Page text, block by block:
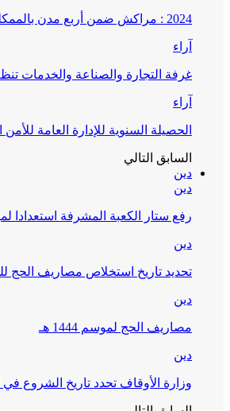
2024 : مراكش ضمن أربع مدن بالممكلة سجلت مامجموعه 656 قضية تتعلق بغسيل الأموال
آراء
غرفة التجارة والصناعة والخدمات
آراء
الحصيلة السنوية للإدارة العامة للأمن
السابق التالي
دين
دين
رفع ستار الكعبة المشرفة استعدادا
دين
تحديد تاريخ استخلاص مصاريف الحج
دين
مصاريف الحج لموسم 1444 هـ
دين
وزارة الأوقاف تحدد تاريخ الشروع في